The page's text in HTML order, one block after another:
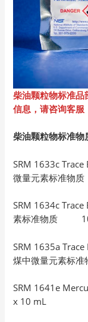
柴油颗粒物标准
信息，请咨询客服
柴油颗粒物标准
SRM 1633c
微量元素标准物
SRM 1634c
素标准物质
SRM 1635a
煤中微量元素
SRM 1641e
x 10 mL